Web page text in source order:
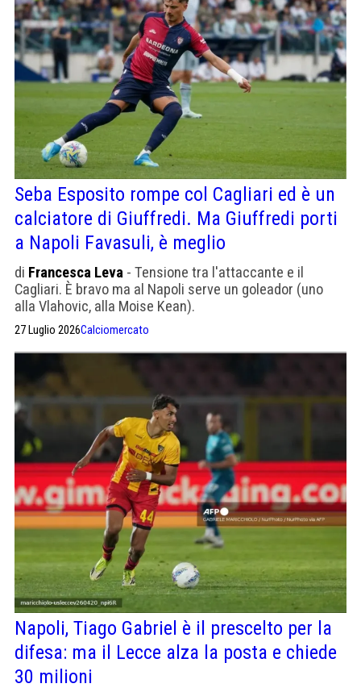
Seba Esposito rompe col Cagliari ed è un
calciatore di Giuffredi. Ma Giuffredi porti
a Napoli Favasuli, è meglio
di Francesca Leva - Tensione tra l'attaccante e il
Cagliari. È bravo ma al Napoli serve un goleador (uno
alla Vlahovic, alla Moise Kean).
27 Luglio 2026Calciomercato
Napoli, Tiago Gabriel è il prescelto per la
difesa: ma il Lecce alza la posta e chiede
30 milioni